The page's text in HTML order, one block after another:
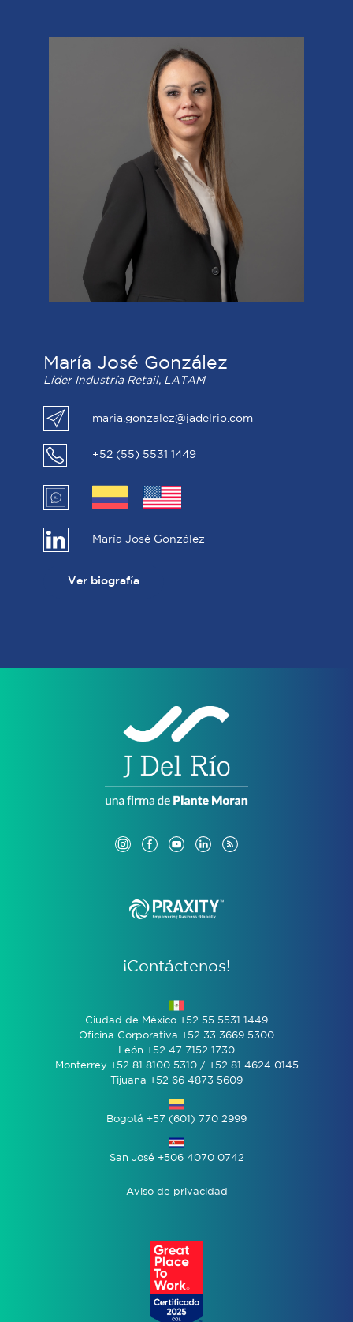
María José González
Líder Industría Retail, LATAM
maria.gonzalez@jadelrio.com
+52 (55) 5531 1449
María José González
Ver biografía
¡Contáctenos!
Ciudad de México +52 55 5531 1449
Oficina Corporativa +52 33 3669 5300
León +52 47 7152 1730
Monterrey +52 81 8100 5310 / +52 81 4624 0145
Tijuana +52 66 4873 5609
Bogotá +57 (601) 770 2999
San José +506 4070 0742
Aviso de privacidad